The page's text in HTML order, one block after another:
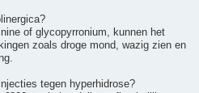
of glycopyrronium, kunnen het
zoals droge mond, wazig zien en
tegen hyperhidrose?